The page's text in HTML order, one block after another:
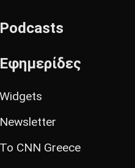
Podcasts
Εφημερίδες
Widgets
Newsletter
Το CNN Greece